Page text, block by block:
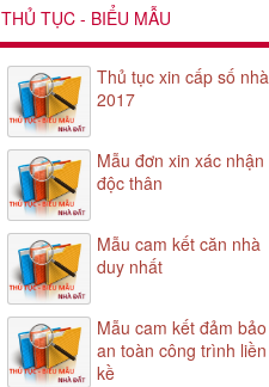
THỦ TỤC - BIỂU MẪU
Thủ tục xin cấp số nhà
2017
Mẫu đơn xin xác nhận
độc thân
Mẫu cam kết căn nhà
duy nhất
Mẫu cam kết đảm bảo
an toàn công trình liền
kề